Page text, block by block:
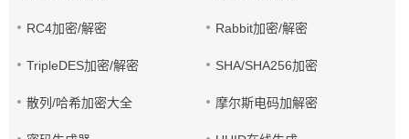
RC4加密/解密 Rabbit加密/解密
TripleDES加密/解密 SHA/SHA256加密
散列/哈希加密大全 摩尔斯电码加解密